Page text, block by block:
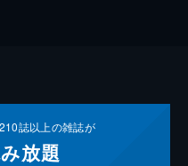
210誌以上の雑誌が
放題